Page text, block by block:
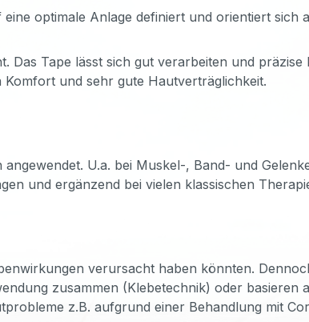
optimale Anlage definiert und orientiert sich
Tape lässt sich gut verarbeiten und
und sehr gute Hautverträglichkeit.
U.a. bei Muskel-, Band- und
und ergänzend bei vielen klassischen
verursacht haben könnten.
zusammen (Klebetechnik) oder basieren
z.B. aufgrund einer Behandlung mit